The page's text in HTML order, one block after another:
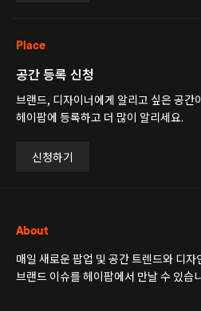
Place
공간 등록 신청
브랜드, 디자이너에게 알리고 싶은 공간
헤이팝에 등록하고 더 많이 알리세요.
신청하기
About
매일 새로운 팝업 및 공간 트렌드와 디자
브랜드 이슈를 헤이팝에서 만날 수 있습